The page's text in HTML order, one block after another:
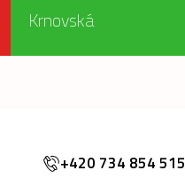
Krnovská
+420 734 854 515